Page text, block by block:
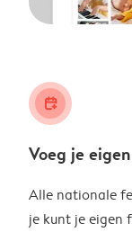
calendar_plus
Voeg je
Alle nationale
je kunt je eigen